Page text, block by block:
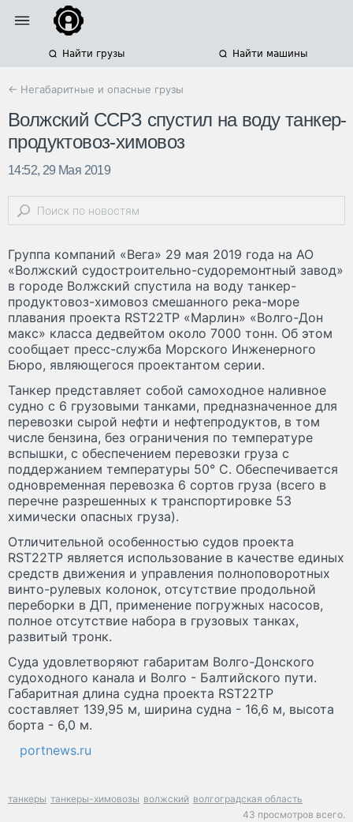
Найти грузы Найти машины
← Негабаритные и опасные грузы
Волжский ССРЗ спустил на воду танкер-
продуктовоз-химовоз
14:52, 29 Мая 2019
Группа компаний «Вега» 29 мая 2019 года на АО
«Волжский судостроительно-судоремонтный завод»
в городе Волжский спустила на воду танкер-
продуктовоз-химовоз смешанного река-море
плавания проекта RST22TP «Марлин» «Волго-Дон
макс» класса дедвейтом около 7000 тонн. Об этом
сообщает пресс-служба Морского Инженерного
Бюро, являющегося проектантом серии.
Танкер представляет собой самоходное наливное
судно с 6 грузовыми танками, предназначенное для
перевозки сырой нефти и нефтепродуктов, в том
числе бензина, без ограничения по температуре
вспышки, с обеспечением перевозки груза с
поддержанием температуры 50° С. Обеспечивается
одновременная перевозка 6 сортов груза (всего в
перечне разрешенных к транспортировке 53
химически опасных груза).
Отличительной особенностью судов проекта
RST22TP является использование в качестве единых
средств движения и управления полноповоротных
винто-рулевых колонок, отсутствие продольной
переборки в ДП, применение погружных насосов,
полное отсутствие набора в грузовых танках,
развитый тронк.
Суда удовлетворяют габаритам Волго-Донского
судоходного канала и Волго - Балтийского пути.
Габаритная длина судна проекта RST22TP
составляет 139,95 м, ширина судна - 16,6 м, высота
борта - 6,0 м.
portnews.ru
танкеры танкеры-химовозы волжский волгоградская область
43 просмотров всего.